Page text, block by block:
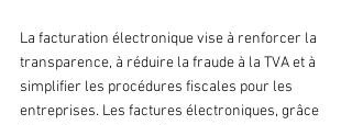
La facturation électronique vise à renforcer la
transparence, à réduire la fraude à la TVA et à
simplifier les procédures fiscales pour les
entreprises. Les factures électroniques, grâce